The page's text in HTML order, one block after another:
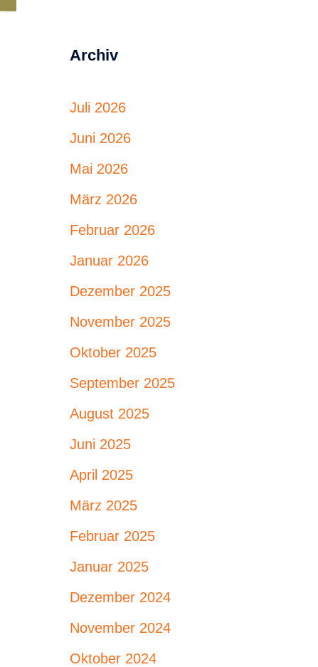
Archiv
Juli 2026
Juni 2026
Mai 2026
März 2026
Februar 2026
Januar 2026
Dezember 2025
November 2025
Oktober 2025
September 2025
August 2025
Juni 2025
April 2025
März 2025
Februar 2025
Januar 2025
Dezember 2024
November 2024
Oktober 2024